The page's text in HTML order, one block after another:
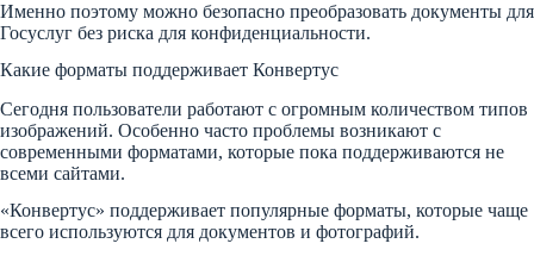
Именно поэтому можно безопасно преобразовать документы для
Госуслуг без риска для конфиденциальности.
Какие форматы поддерживает Конвертус
Сегодня пользователи работают с огромным количеством типов
изображений. Особенно часто проблемы возникают с
современными форматами, которые пока поддерживаются не
всеми сайтами.
«Конвертус» поддерживает популярные форматы, которые чаще
всего используются для документов и фотографий.